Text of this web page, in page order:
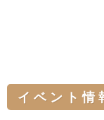
イベント情